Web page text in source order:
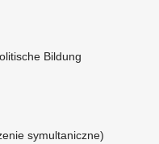
Bildung
symultaniczne)